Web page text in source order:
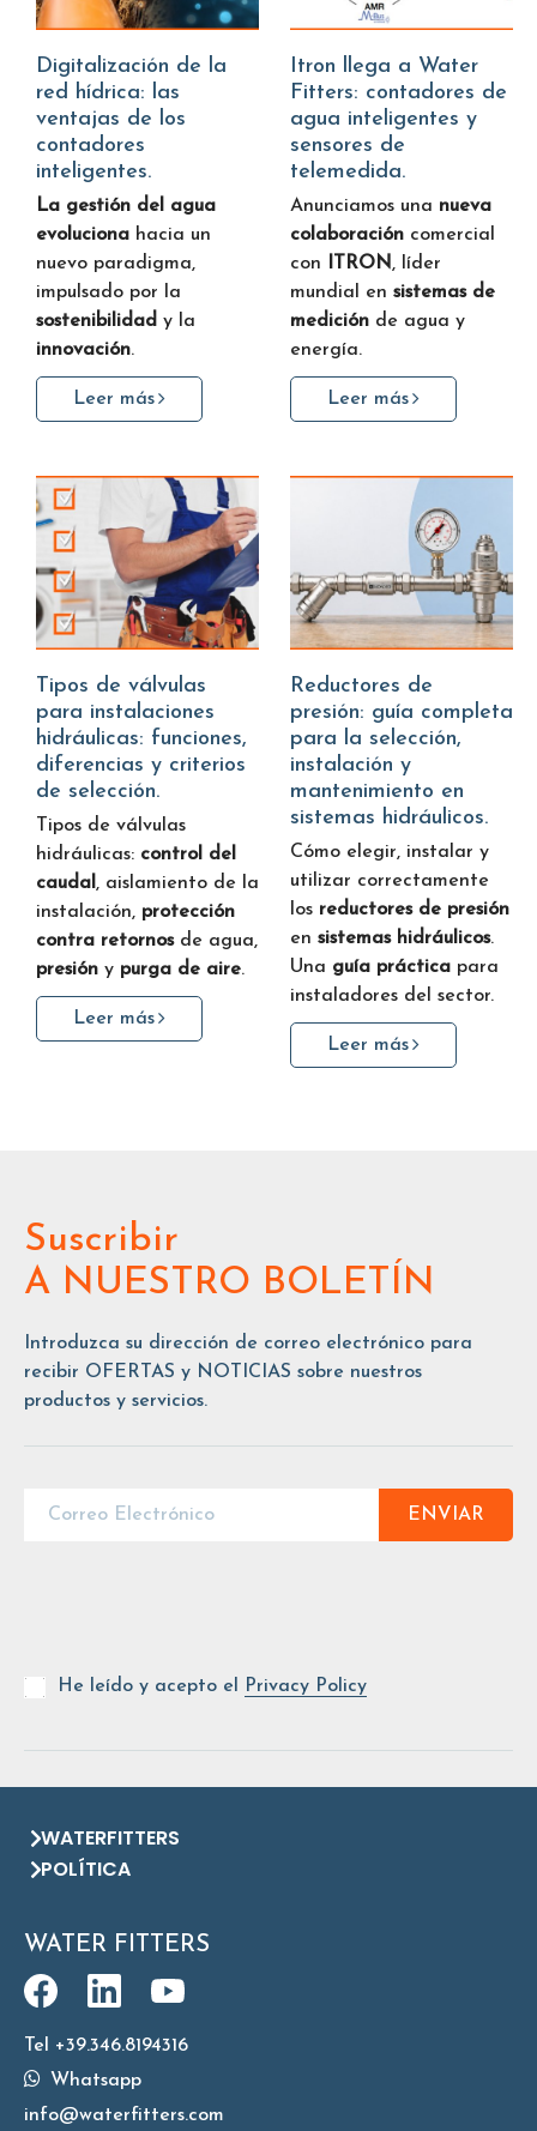
Digitalización de la
red hídrica: las
ventajas de los
contadores
inteligentes.
La gestión del agua
evoluciona hacia un
nuevo paradigma,
impulsado por la
sostenibilidad y la
innovación.
Leer más
Itron llega a Water
Fitters: contadores de
agua inteligentes y
sensores de
telemedida.
Anunciamos una nueva
colaboración comercial
con ITRON, líder
mundial en sistemas de
medición de agua y
energía.
Leer más
Tipos de válvulas
para instalaciones
hidráulicas: funciones,
diferencias y criterios
de selección.
Tipos de válvulas
hidráulicas: control del
caudal, aislamiento de la
instalación, protección
contra retornosde agua,
presión y purga de aire.
Leer más
Reductores de
presión: guía completa
para la selección,
instalación y
mantenimiento en
sistemas hidráulicos.
Cómo elegir, instalar y
utilizar correctamente
los reductores de presión
en sistemas hidráulicos.
Una guía práctica para
instaladores del sector.
Leer más
Suscribir
A NUESTRO BOLETÍN
Introduzca su dirección de correo electrónico para
recibir OFERTAS y NOTICIAS sobre nuestros
productos y servicios.
ENVIAR
He leído y acepto el Privacy Policy
WATERFITTERS
POLÍTICA
WATER FITTERS
Tel +39.346.8194316
Whatsapp
info@waterfitters.com